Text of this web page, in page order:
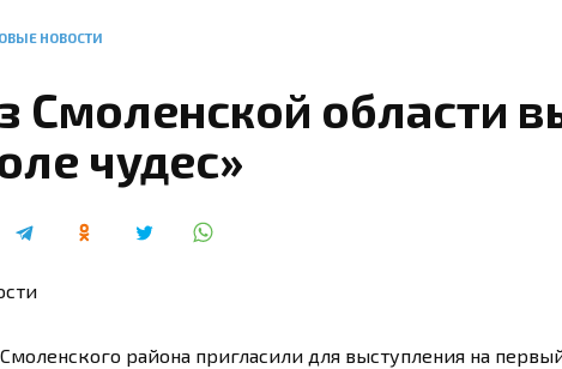
НОВОСТИ
Смоленской области
чудес»
района пригласили для выступления на